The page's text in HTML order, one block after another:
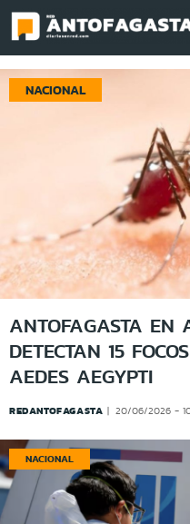
Click acá para ir
NACIONAL
NACIONAL
ANTOFAGASTA EN
DETECTAN 15
AEDES AEGYPTI
REDANTOFAGASTA 20/06/2026 -